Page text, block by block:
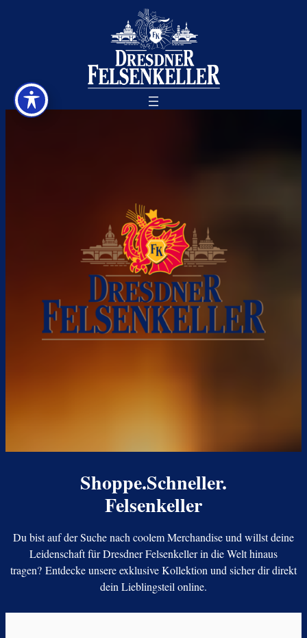
Shoppe.Schneller.
Felsenkeller
Du bist auf der Suche nach coolem Merchandise und willst deine
Leidenschaft für Dresdner Felsenkeller in die Welt hinaus
tragen? Entdecke unsere exklusive Kollektion und sicher dir direkt
dein Lieblingsteil online.